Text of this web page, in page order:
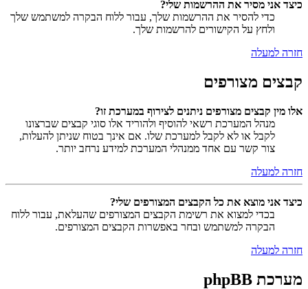
כיצד אני מסיר את ההרשמות שלי?
כדי להסיר את ההרשמות שלך, עבור ללוח הבקרה למשתמש שלך
ולחץ על הקישורים להרשמות שלך.
חזרה למעלה
קבצים מצורפים
אלו מין קבצים מצורפים ניתנים לצירוף במערכת זו?
מנהל המערכת רשאי להוסיף ולהוריד אלו סוגי קבצים שברצונו
לקבל או לא לקבל למערכת שלו. אם אינך בטוח שניתן להעלות,
צור קשר עם אחד ממנהלי המערכת למידע נרחב יותר.
חזרה למעלה
כיצד אני מוצא את כל הקבצים המצורפים שלי?
בכדי למצוא את רשימת הקבצים המצורפים שהעלאת, עבור ללוח
הבקרה למשתמש ובחר באפשרות הקבצים המצורפים.
חזרה למעלה
מערכת phpBB